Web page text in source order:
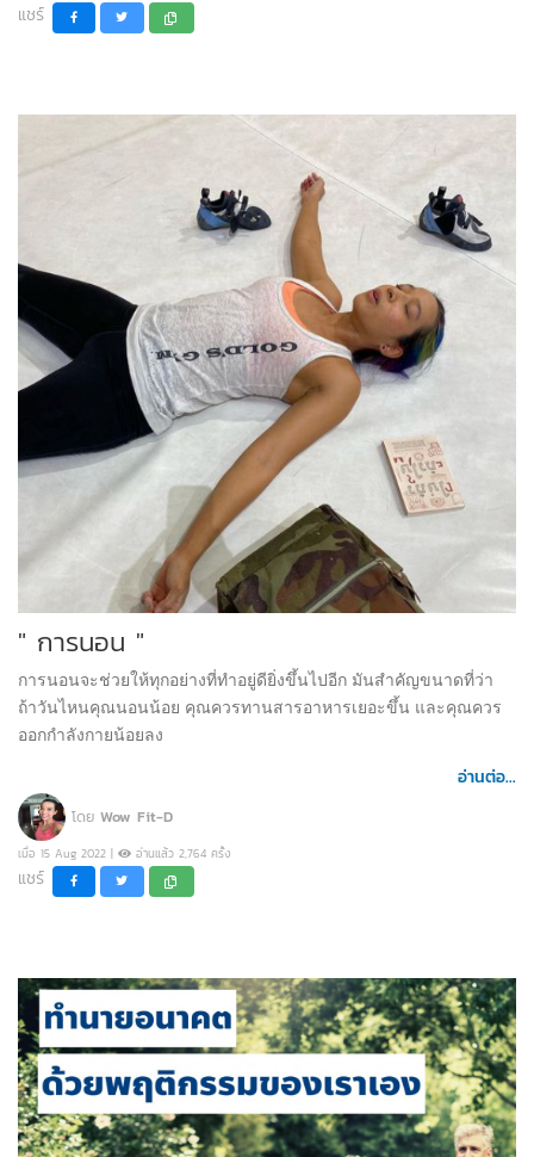
แชร์
" การนอน "
การนอนจะช่วยให้ทุกอย่างที่ทำอยู่ดียิ่งขึ้นไปอีก มันสำคัญขนาดที่ว่า
ถ้าวันไหนคุณนอนน้อย คุณควรทานสารอาหารเยอะขึ้น และคุณควร
ออกกำลังกายน้อยลง
อ่านต่อ...
โดย Wow Fit-D
เมื่อ 15 Aug 2022 | อ่านแล้ว 2,764 ครั้ง
แชร์